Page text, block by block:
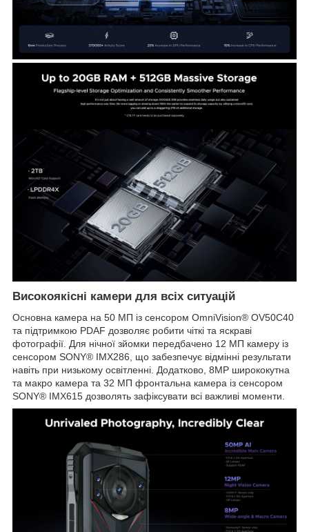
Високоякісні камери для всіх ситуацій
Основна камера на 50 МП із сенсором OmniVision® OV50C40
та підтримкою PDAF дозволяє робити чіткі та яскраві
фотографії. Для нічної зйомки передбачено 12 MП камеру із
сенсором SONY® IMX286, що забезпечує відмінні результати
навіть при низькому освітленні. Додатково, 8MP ширококутна
та макро камера та 32 МП фронтальна камера із сенсором
SONY® IMX615 дозволять зафіксувати всі важливі моменти.